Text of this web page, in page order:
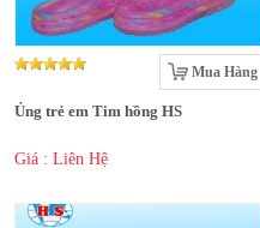
Mua Hàng
Ủng trẻ em Tim hồng HS
Giá : Liên Hệ